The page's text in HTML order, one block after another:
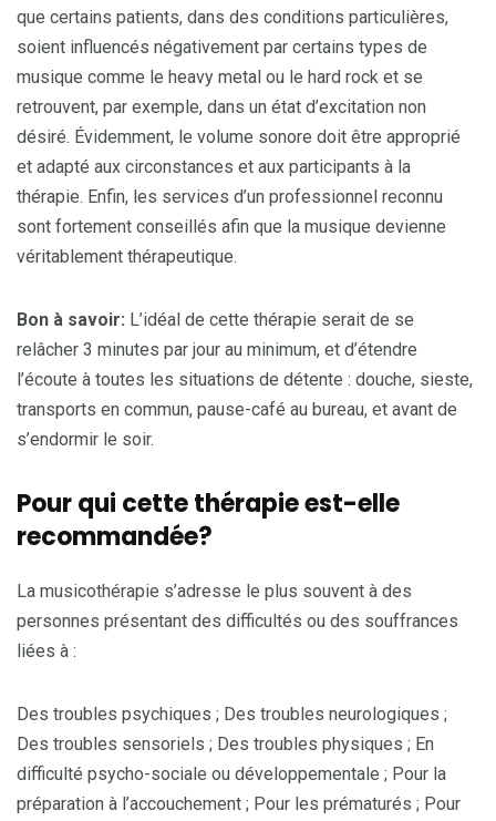
que certains patients, dans des conditions particulières,
soient influencés négativement par certains types de
musique comme le heavy metal ou le hard rock et se
retrouvent, par exemple, dans un état d’excitation non
désiré. Évidemment, le volume sonore doit être approprié
et adapté aux circonstances et aux participants à la
thérapie. Enfin, les services d’un professionnel reconnu
sont fortement conseillés afin que la musique devienne
véritablement thérapeutique.
Bon à savoir: L’idéal de cette thérapie serait de se
relâcher 3 minutes par jour au minimum, et d’étendre
l’écoute à toutes les situations de détente : douche, sieste,
transports en commun, pause-café au bureau, et avant de
s’endormir le soir.
Pour qui cette thérapie est-elle
recommandée?
La musicothérapie s’adresse le plus souvent à des
personnes présentant des difficultés ou des souffrances
liées à :
Des troubles psychiques ; Des troubles neurologiques ;
Des troubles sensoriels ; Des troubles physiques ; En
difficulté psycho-sociale ou développementale ; Pour la
préparation à l’accouchement ; Pour les prématurés ; Pour